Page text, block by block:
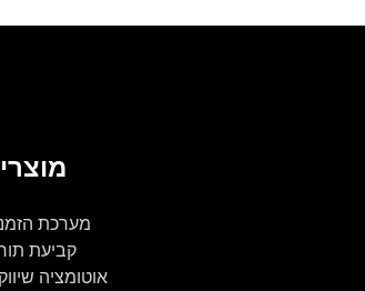
מערכת
קביעת
אוטומציה